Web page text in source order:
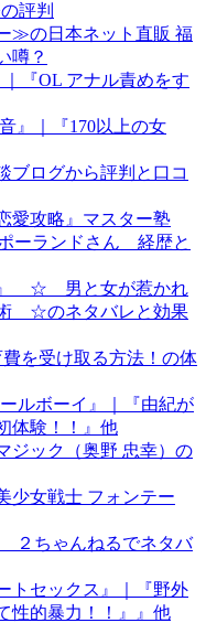
評判
≫の日本ネット直販 福
噂？
『OL アナル責めをす
』｜『170以上の女
ブログから評判と口コ
愛攻略』マスター塾
ーランドさん 経歴と
』 ☆ 男と女が惹かれ
☆のネタバレと効果
を受け取る方法！の体
ルボーイ』｜『由紀が
体験！！』他
ジック（奥野 忠幸）の
少女戦士 フォンテー
２ちゃんねるでネタバ
トセックス』｜『野外
性的暴力！！』』他